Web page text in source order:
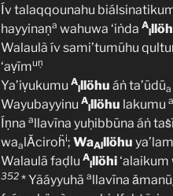
Ív talaqqounahu
hayyinaṇa wahuwa ‘iṅda A
l
Walaulã ív sami’tumūhu
‘aṿīmuṇ
Ya’iṿukumu A
lllöhu áṅ ta’ūdūa
Wayubayyinu A
lllöhu lakumu a
Íṇna allavīna yuḥibbūna áṅ
waalǍciroḧi; WaAlllöhu
Walaulā faḍlu A
lllöhi
352 * Yãáyyuhā allavīna ǎmanū